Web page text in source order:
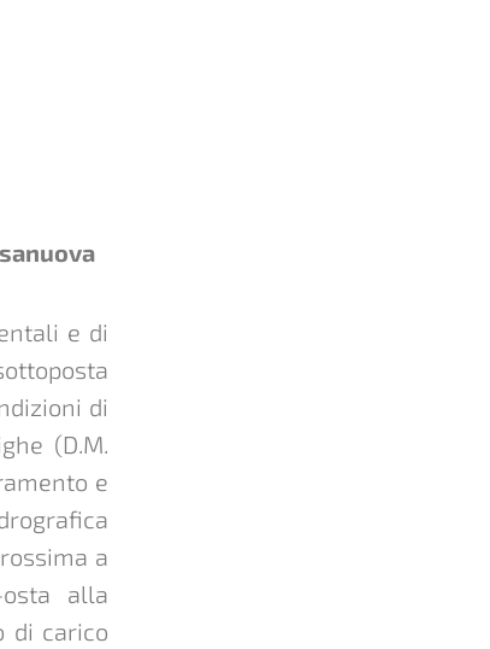
e di
di
(D.M.
e
a
alla
di carico